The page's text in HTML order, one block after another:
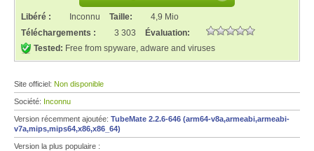
Libéré : Inconnu Taille:
4,9 Mio
Téléchargements :
3 303
Évaluation:
Tested: Free from spyware, adware and viruses
Site officiel: Non disponible
Société: Inconnu
Version récemment ajoutée: TubeMate 2.2.6-646 (arm64-v8a,armeabi,armeabi-
v7a,mips,mips64,x86,x86_64)
Version la plus populaire :